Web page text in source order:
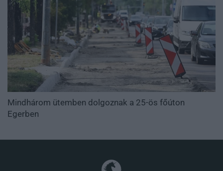
Mindhárom ütemben dolgoznak a 25-ös főúton
Egerben